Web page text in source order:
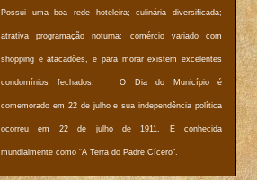
Possui uma boa rede hoteleira; culinária diversificada;
atrativa programação noturna; comércio variado com
shopping e atacadões, e para morar existem excelentes
condomínios fechados. O Dia do Município é
comemorado em 22 de julho e sua independência política
ocorreu em 22 de julho de 1911. É conhecida
mundialmente como “A Terra do Padre Cícero”.